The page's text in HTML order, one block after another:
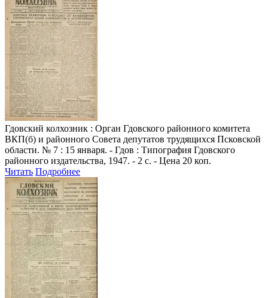
Гдовский колхозник : Орган Гдовского районного комитета
ВКП(б) и районного Совета депутатов трудящихся Псковской
области. № 7 : 15 января. - Гдов : Типография Гдовского
районного издательства, 1947. - 2 с. - Цена 20 коп.
Читать Подробнее